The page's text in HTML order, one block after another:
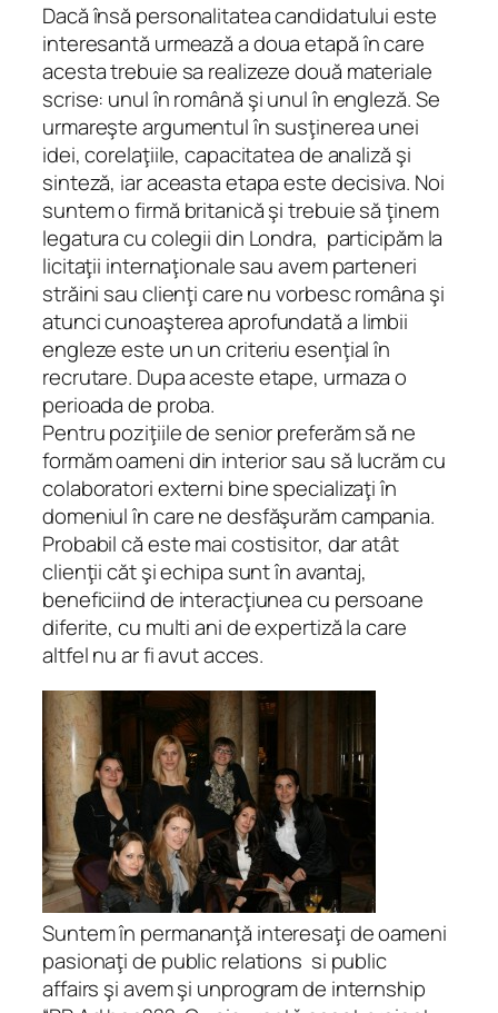
Dacă însă personalitatea candidatului este
interesantă urmează a doua etapă în care
acesta trebuie sa realizeze două materiale
scrise: unul în română şi unul în engleză. Se
urmareşte argumentul în susţinerea unei
idei, corelaţiile, capacitatea de analiză şi
sinteză, iar aceasta etapa este decisiva. Noi
suntem o firmă britanică şi trebuie să ţinem
legatura cu colegii din Londra, participăm la
licitaţii internaţionale sau avem parteneri
străini sau clienţi care nu vorbesc româna şi
atunci cunoaşterea aprofundată a limbii
engleze este un un criteriu esenţial în
recrutare. Dupa aceste etape, urmaza o
perioada de proba.
Pentru poziţiile de senior preferăm să ne
formăm oameni din interior sau să lucrăm cu
colaboratori externi bine specializaţi în
domeniul în care ne desfăşurăm campania.
Probabil că este mai costisitor, dar atât
clienţii căt şi echipa sunt în avantaj,
beneficiind de interacţiunea cu persoane
diferite, cu multi ani de expertiză la care
altfel nu ar fi avut acces.
Suntem în permananţă interesaţi de oameni
pasionaţi de public relations si public
affairs şi avem şi unprogram de internship